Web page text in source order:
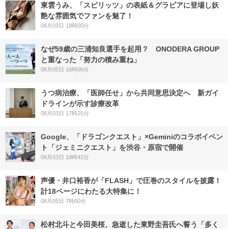
東雲うみ、「スピリッツ」の表紙＆グラビアに登場し妖
艶な雰囲気でファンを魅了！
08月03日 18時00分
なぜ59歳の三浦知良選手を起用？ ONODERA GROUP
と重なった「努力の積み重ね」
08月05日 16時00分
うつ病治療、「医師任せ」から共同意思決定へ 新ガイ
ドラインが示す診療改革
08月03日 17時25分
Google、「ドラゴンクエスト」×Geminiのコラボイベン
ト「ジェミニクエスト」を渋谷・原宿で開催
08月03日 18時42分
声優・井口裕香が「FLASH」で圧巻のスタイルを披露！
計18ページにわたる大特集に！
08月05日 7時00分
松村北斗と今田美桜、急逝した東野圭吾氏へ誓う「多く